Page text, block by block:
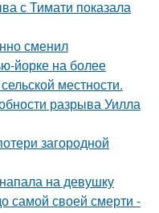
с Тимати показала
сменил
йорке на более
местности.
разрыва Уилла
загородной
на девушку
самой своей смерти -